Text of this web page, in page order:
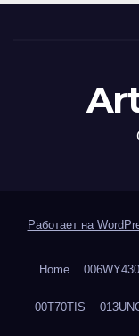
Работает на
Home 006WY430
00T70TIS